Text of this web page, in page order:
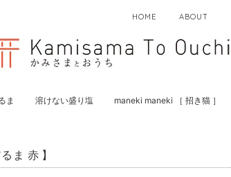
HOME ABOUT
ま 溶けない盛り塩 maneki maneki ［ 招き猫 ］
ま 赤 】